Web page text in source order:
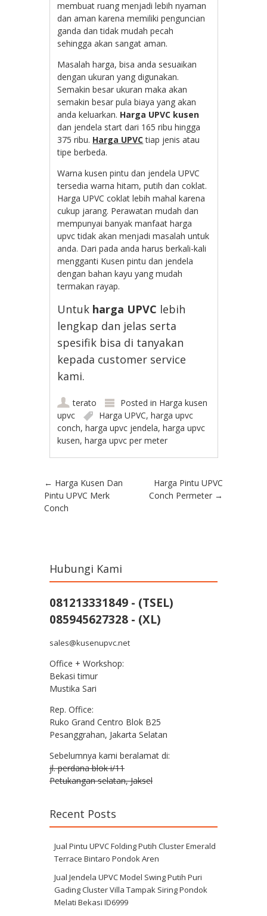
membuat ruang menjadi lebih nyaman
dan aman karena memiliki penguncian
ganda dan tidak mudah pecah
sehingga akan sangat aman.
Masalah harga, bisa anda sesuaikan
dengan ukuran yang digunakan.
Semakin besar ukuran maka akan
semakin besar pula biaya yang akan
anda keluarkan. Harga UPVC kusen
dan jendela start dari 165 ribu hingga
375 ribu. Harga UPVCtiap jenis atau
tipe berbeda.
Warna kusen pintu dan jendela UPVC
tersedia warna hitam, putih dan coklat.
Harga UPVC coklat lebih mahal karena
cukup jarang. Perawatan mudah dan
mempunyai banyak manfaat harga
upvc tidak akan menjadi masalah untuk
anda. Dari pada anda harus berkali-kali
mengganti Kusen pintu dan jendela
dengan bahan kayu yang mudah
termakan rayap.
Untuk harga UPVC lebih
lengkap dan jelas serta
spesifik bisa di tanyakan
kepada customer service
kami.
terato Posted in Harga kusen
upvc
Harga UPVC,harga upvc
conch,harga upvc jendela,harga upvc
kusen,harga upvc per meter
Post navigation
← Harga Kusen Dan
Pintu UPVC Merk
Conch
Harga Pintu UPVC
Conch Permeter →
Hubungi Kami
081213331849 - (TSEL)
085945627328 - (XL)
sales@kusenupvc.net
Office + Workshop:
Bekasi timur
Mustika Sari
Rep. Office:
Ruko Grand Centro Blok B25
Pesanggrahan, Jakarta Selatan
Sebelumnya kami beralamat di:
jl. perdana blok i/11
Petukangan selatan, Jaksel
Recent Posts
Jual Pintu UPVC Folding Putih Cluster Emerald
Terrace Bintaro Pondok Aren
Jual Jendela UPVC Model Swing Putih Puri
Gading Cluster Villa Tampak Siring Pondok
Melati Bekasi ID6999